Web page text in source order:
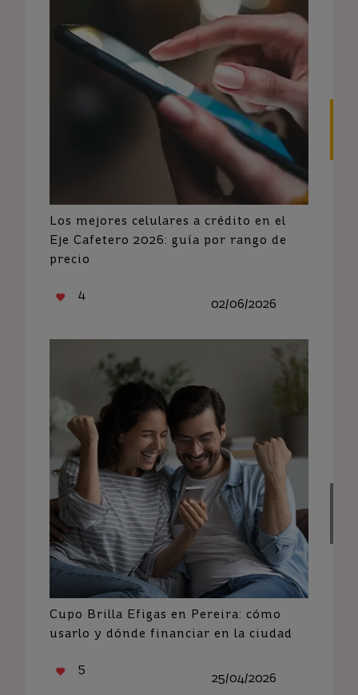
Los mejores celulares a crédito en el
Eje Cafetero 2026: guía por rango de
precio
4
02/06/2026
Cupo Brilla Efigas en Pereira: cómo
usarlo y dónde financiar en la ciudad
5
25/04/2026